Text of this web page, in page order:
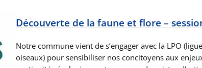
Découverte de la faune et flore –
Notre commune vient de s’engager avec la LPO
oiseaux) pour sensibiliser nos concitoyens aux